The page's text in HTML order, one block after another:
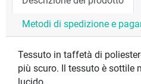
Metodi di spedizione e
Tessuto in taffetà di
più scuro. Il tessuto è sottile